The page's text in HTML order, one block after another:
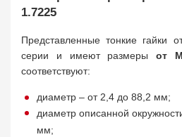
1.7225
Представленные тонкие гайки
серии и имеют размеры от
соответствуют:
диаметр – от 2,4 до 88,2 мм;
диаметр описанной
мм;